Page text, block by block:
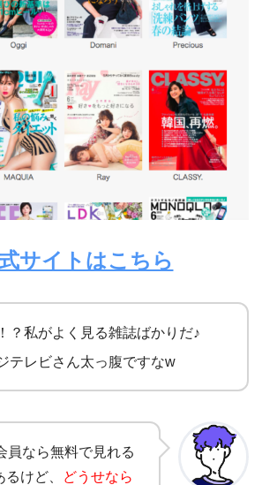
サイトはこちら
？私がよく見る雑誌ばかりだ♪
テレビさん太っ腹ですなw
員なら無料で見れる
けど、
どうせなら